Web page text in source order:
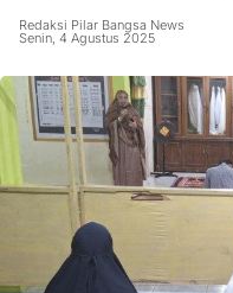
Redaksi Pilar Bangsa News
Senin, 4 Agustus 2025